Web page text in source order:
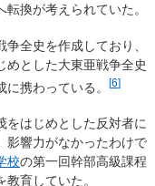
換が考えられていた。
全史を作成しており、
めとした大東亜戦争全史
に携わっている。 [6]
をはじめとした反対者に
影響力がなかったわけで
校の第一回幹部高級課程
育していた。